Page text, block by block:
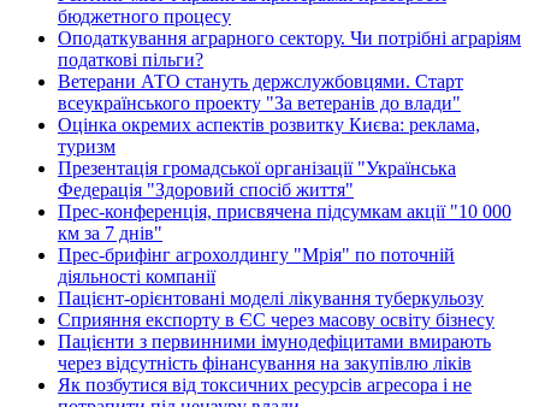
бюджетного процесу
Оподаткування аграрного сектору. Чи потрібні аграріям
податкові пільги?
Ветерани АТО стануть держслужбовцями. Старт
всеукраїнського проекту "За ветеранів до влади"
Оцінка окремих аспектів розвитку Києва: реклама,
туризм
Презентація громадської організації "Українська
Федерація "Здоровий спосіб життя"
Прес-конференція, присвячена підсумкам акції "10 000
км за 7 днів"
Прес-брифінг агрохолдингу "Мрія" по поточній
діяльності компанії
Пацієнт-орієнтовані моделі лікування туберкульозу
Сприяння експорту в ЄС через масову освіту бізнесу
Пацієнти з первинними імунодефіцитами вмирають
через відсутність фінансування на закупівлю ліків
Як позбутися від токсичних ресурсів агресора і не